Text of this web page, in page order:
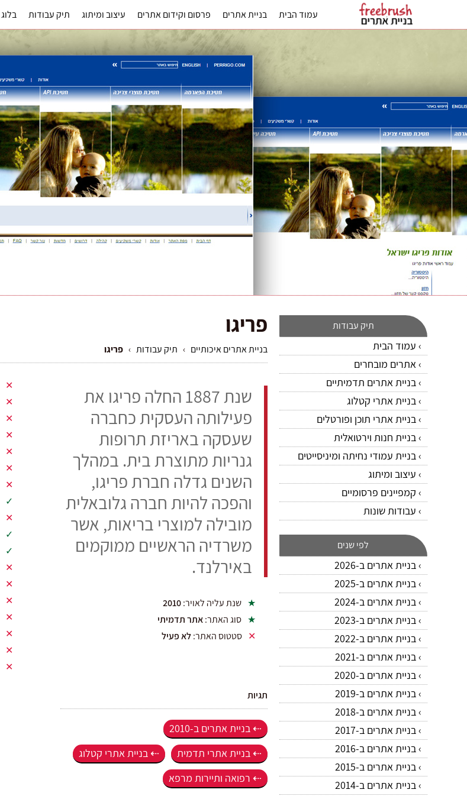
עמוד הבית בניית אתרים פרסום וקידום אתרים עיצוב ומיתוג תיק עבודות בלוג
תיק עבודות
עמוד הבית
אתרים מובחרים
בניית אתרים תדמיתיים
בניית אתרי קטלוג
בניית אתרי תוכן ופורטלים
בניית חנות וירטואלית
בניית עמודי נחיתה ומיניסייטים
עיצוב ומיתוג
קמפיינים פרסומיים
עבודות שונות
לפי שנים
בניית אתרים ב-2026
בניית אתרים ב-2025
בניית אתרים ב-2024
בניית אתרים ב-2023
בניית אתרים ב-2022
בניית אתרים ב-2021
בניית אתרים ב-2020
בניית אתרים ב-2019
בניית אתרים ב-2018
בניית אתרים ב-2017
בניית אתרים ב-2016
בניית אתרים ב-2015
בניית אתרים ב-2014
פריגו
בניית אתרים איכותיים › תיק עבודות ›פריגו
שנת 1887 החלה פריגו את
פעילותה העסקית כחברה
שעסקה באריזת תרופות
גנריות מתוצרת בית. במהלך
השנים גדלה חברת פריגו,
והפכה להיות חברה גלובאלית
מובילה למוצרי בריאות, אשר
משרדיה הראשיים ממוקמים
באירלנד.
שנת עליה לאויר:2010
סוג האתר:אתר תדמיתי
סטטוס האתר:לא פעיל
תגיות
בניית אתרים ב-2010
בניית אתרי תדמית
בניית אתרי קטלוג
רפואה ותיירות מרפא